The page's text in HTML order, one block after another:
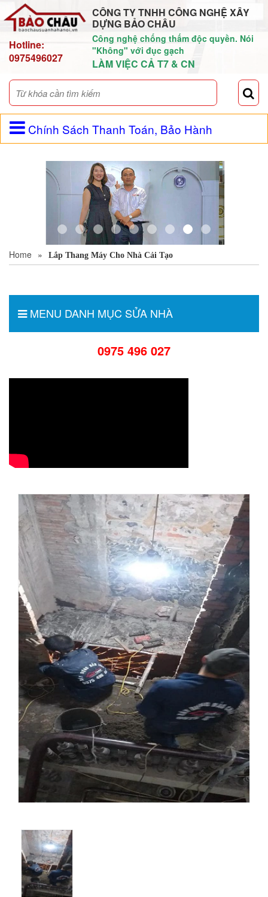
Hotline:
0975496027
CÔNG TY TNHH CÔNG NGHỆ XÂY
DỰNG BẢO CHÂU
Công nghệ chống thấm độc quyền. Nói
"Không" với đục gạch
LÀM VIỆC CẢ T7 & CN
Chính Sách Thanh Toán, Bảo Hành
Home » Lắp Thang Máy Cho Nhà Cải Tạo
MENU DANH MỤC SỬA NHÀ
0975 496 027